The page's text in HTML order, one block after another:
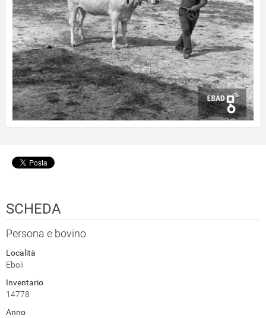
SCHEDA
Persona e bovino
Località
Eboli
Inventario
14778
Anno